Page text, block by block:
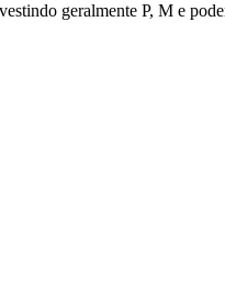
geralmente P, M e